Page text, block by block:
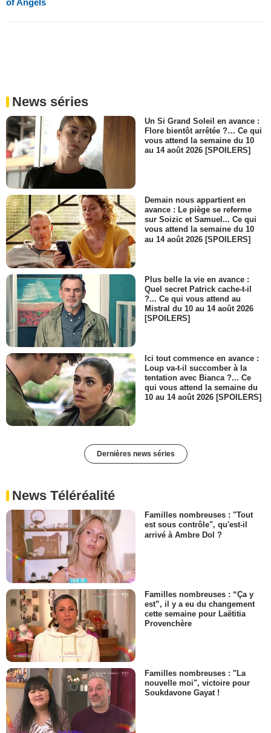
News séries
Un Si Grand Soleil en avance :
Flore bientôt arrêtée ?… Ce qui
vous attend la semaine du 10
au 14 août 2026 [SPOILERS]
Demain nous appartient en
avance : Le piège se referme
sur Soizic et Samuel... Ce qui
vous attend la semaine du 10
au 14 août 2026 [SPOILERS]
Plus belle la vie en avance :
Quel secret Patrick cache-t-il
?... Ce qui vous attend au
Mistral du 10 au 14 août 2026
[SPOILERS]
Ici tout commence en avance :
Loup va-t-il succomber à la
tentation avec Bianca ?... Ce
qui vous attend la semaine du
10 au 14 août 2026 [SPOILERS]
Dernières news séries
News Téléréalité
Familles nombreuses : "Tout
est sous contrôle", qu'est-il
arrivé à Ambre Dol ?
Familles nombreuses : “Ça y
est”, il y a eu du changement
cette semaine pour Laëtitia
Provenchère
Familles nombreuses : "La
nouvelle moi", victoire pour
Soukdavone Gayat !